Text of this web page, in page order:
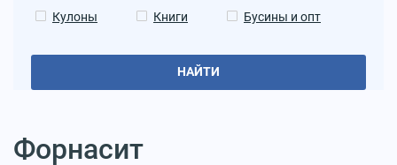
Кулоны
Книги Бусины и опт
НАЙТИ
Форнасит